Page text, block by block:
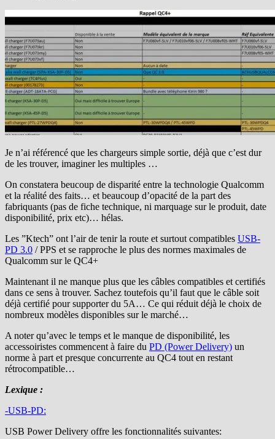
Je n’ai référencé que les chargeurs simple sortie, déjà que c’est dur
de les trouver, imaginer les multiples …
On constatera beucoup de disparité entre la technologie Qualcomm
et la réalité des faits… et beaucoup d’opacité de la part des
fabriquants (pas de fiche technique, ni marquage sur le produit, date
disponibilité, prix etc)… hélas.
Les ”Ktech” ont l’air de tenir la route et surtout compatibles USB-
PD 3.0 / PPS et se rapproche le plus des normes maximales de
Qualcomm sur le QC4+
Maintenant il ne manque plus que les câbles compatibles et certifiés
dans ce sens à trouver. Sachez toutefois qu’il faut que le câble soit
déjà certifié pour supporter du 5A… Ce qui réduit déjà le choix de
nombreux modèles disponibles sur le marché…
A noter qu’avec le temps et le manque de disponibilité, les
accessoiristes commencent à faire du PD (Power Delivery) un
norme à part et presque concurrente au QC4 tout en restant
rétrocompatible…
Lexique :
-USB-PD:
USB Power Delivery offre les fonctionnalités suivantes: